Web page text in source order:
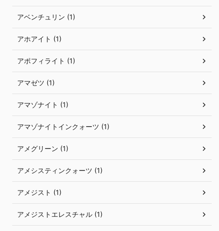
アベンチュリン (1)
アホアイト (1)
アポフィライト (1)
アマゼツ (1)
アマゾナイト (1)
アマゾナイトインクォーツ (1)
アメグリーン (1)
アメシスティンクォーツ (1)
アメジスト (1)
アメジストエレスチャル (1)